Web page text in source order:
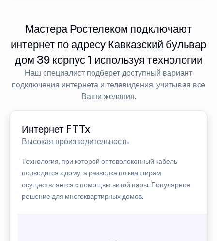
Мастера Ростелеком подключают
интернет по адресу Кавказский бульвар
дом 39 корпус 1 используя технологии
Наш специалист подберет доступный вариант
подключения интернета и телевидения, учитывая все
Ваши желания.
Интернет FTTx
Высокая производительность
Технология, при которой оптоволоконный кабель
подводится к дому, а разводка по квартирам
осуществляется с помощью витой пары. Популярное
решение для многоквартирных домов.